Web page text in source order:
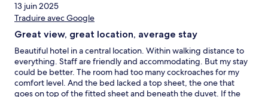
13 juin 2025
Traduire avec Google
Great view, great location, average stay
Beautiful hotel in a central location. Within walking distance to
everything. Staff are friendly and accommodating. But my stay
could be better. The room had too many cockroaches for my
comfort level. And the bed lacked a top sheet, the one that
goes on top of the fitted sheet and beneath the duvet. If the